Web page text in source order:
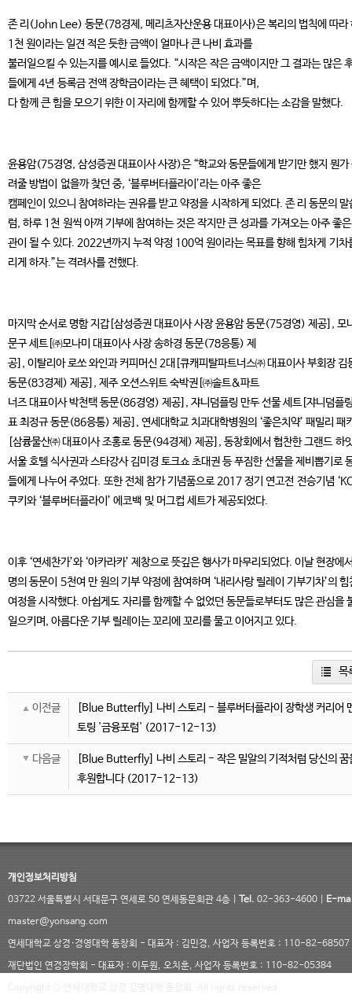
존 리(John Lee) 동문(78경제, 메리츠자산운용 대표이사)은 복리의 법칙에 따라
1천 원이라는 일견 적은 듯한 금액이 얼마나 큰 나비 효과를
불러일으킬 수 있는지를 예시로 들었다. “시작은 작은 금액이지만 그 결과는 많은
들에게 4년 등록금 전액 장학금이라는 큰 혜택이 되었다.”며,
다 함께 큰 힘을 모으기 위한 이 자리에 함께할 수 있어 뿌듯하다는 소감을 말했다.
윤용암(75경영, 삼성증권 대표이사 사장)은 “학교와 동문들에게 받기만 했지 뭔가
려줄 방법이 없을까 찾던 중, ‘블루버터플라이’라는 아주 좋은
캠페인이 있으니 참여하라는 권유를 받고 약정을 시작하게 되었다. 존 리 동문의 말
럼, 하루 1천 원씩 아껴 기부에 참여하는 것은 작지만 큰 성과를 가져오는 아주 좋
관이 될 수 있다. 2022년까지 누적 약정 100억 원이라는 목표를 향해 힘차게 기차
리게 하자.”는 격려사를 전했다.
마지막 순서로 명함 지갑[삼성증권 대표이사 사장 윤용암 동문(75경영) 제공], 모
문구 세트[㈜모나미 대표이사 사장 송하경 동문(78응통) 제
공], 이탈리아 로쏘 와인과 커피머신 2대[큐캐피탈파트너스㈜ 대표이사 부회장 김
동문(83경제) 제공], 제주 오션스위트 숙박권[㈜솔트&파트
너즈 대표이사 박천택 동문(86경영) 제공], 쟈니덤플링 만두 선물 세트[쟈니덤플
표 최정규 동문(86응통) 제공], 연세대학교 치과대학병원의 ‘좋은치약’ 패밀리 패
[삼륭물산㈜ 대표이사 조홍로 동문(94경제) 제공], 동창회에서 협찬한 그랜드 하
서울 호텔 식사권과 스타강사 김미경 토크쇼 초대권 등 푸짐한 선물을 제비뽑기로
들에게 나누어 주었다. 또한 전체 참가 기념품으로 2017 정기 연고전 전승기념
쿠키와 ‘블루버터플라이’ 에코백 및 머그컵 세트가 제공되었다.
이후 ‘연세찬가’와 ‘아카라카’ 제창으로 뜻깊은 행사가 마무리되었다. 이날 현장에
명의 동문이 5천여 만 원의 기부 약정에 참여하며 ‘내리사랑 릴레이 기부기차’의 힘
여정을 시작했다. 아쉽게도 자리를 함께할 수 없었던 동문들로부터도 많은 관심을
일으키며, 아름다운 기부 릴레이는 꼬리에 꼬리를 물고 이어지고 있다.
목
이전글
[Blue Butterfly] 나비 스토리 - 블루버터플라이 장학생 커리어
토링 '금융포럼' (2017-12-13)
다음글
[Blue Butterfly] 나비 스토리 - 작은 밀알의 기적처럼 당신의 꿈
후원합니다(2017-12-13)
개인정보처리방침
03722 서울특별시 서대문구 연세로 50 연세동문회관 4층 | Tel. 02-363-4600 |
E-
master@yonsang.com
연세대학교 상경·경영대학 동창회 - 대표자 : 김민경, 사업자 등록번호 : 110-82-68507
재단법인 연경장학회 - 대표자 : 이두원, 오치훈, 사업자 등록번호 : 110-82-05384